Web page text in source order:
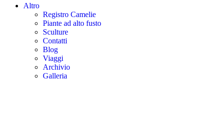
Altro
Registro Camelie
Piante ad alto fusto
Sculture
Contatti
Blog
Viaggi
Archivio
Galleria